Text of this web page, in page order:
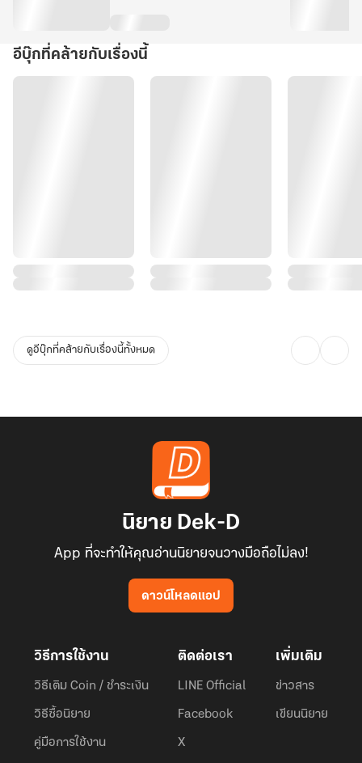
อีบุ๊กที่คล้ายกับเรื่องนี้
ดูอีบุ๊กที่คล้ายกับเรื่องนี้ทั้งหมด
นิยาย Dek-D
App ที่จะทำให้คุณอ่านนิยายจนวางมือถือไม่ลง!
ดาวน์โหลดแอป
วิธีการใช้งาน
วิธีเติม Coin / ชำระเงิน
วิธีซื้อนิยาย
คู่มือการใช้งาน
ติดต่อเรา
LINE Official
Facebook
X
เพิ่มเติม
ข่าวสาร
เขียนนิยาย